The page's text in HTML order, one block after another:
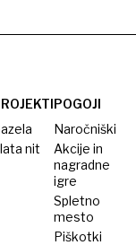
nit
POGOJI
Naročniški
Akcije in
nagradne
igre
Spletno
mesto
Piškotki